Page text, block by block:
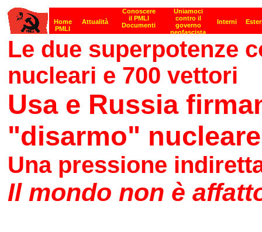
Le due superpotenze
nucleari e 700 vettori
Usa e Russia
"disarmo" nucleare
Una pressione
Il mondo non è